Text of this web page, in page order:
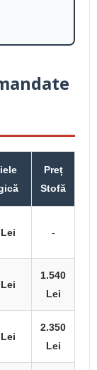
Preț
Stofă
-
1.540
Lei
2.350
Lei